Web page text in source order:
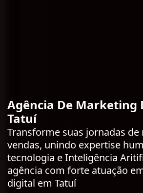
Agência De Marketing
Tatuí
Transforme suas jornadas
vendas, unindo expertise
tecnologia e Inteligência
agência com forte atuação
digital em Tatuí